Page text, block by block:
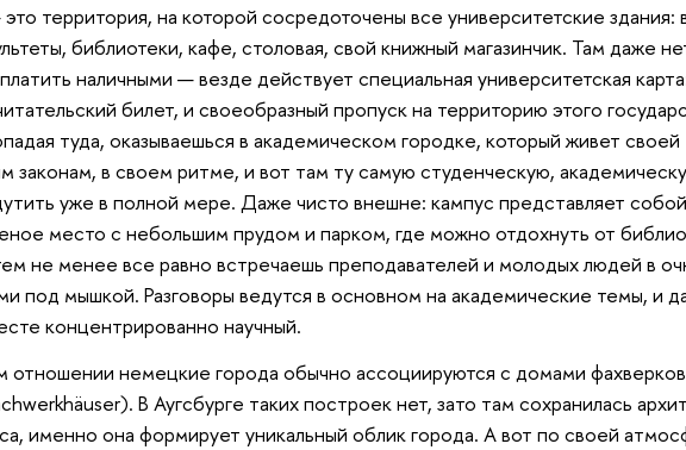
территория, на которой сосредоточены все университетские здания:
библиотеки, кафе, столовая, свой книжный магазинчик. Там даже
наличными — везде действует специальная университетская
билет, и своеобразный пропуск на территорию этого
туда, оказываешься в академическом городке, который живет своей
законам, в своем ритме, и вот там ту самую студенческую,
уже в полной мере. Даже чисто внешне: кампус представляет собой
место с небольшим прудом и парком, где можно отдохнуть от
не менее все равно встречаешь преподавателей и молодых людей в
под мышкой. Разговоры ведутся в основном на академические темы, и
концентрированно научный.
отношении немецкие города обычно ассоциируются с домами
В Аугсбурге таких построек нет, зато там сохранилась
именно она формирует уникальный облик города. А вот по своей